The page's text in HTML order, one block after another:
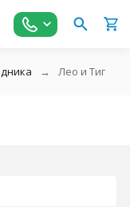
Лео и Тиг